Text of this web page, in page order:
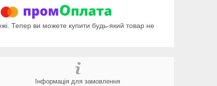
Тепер ви можете купити будь-який товар не
Інформація для замовлення